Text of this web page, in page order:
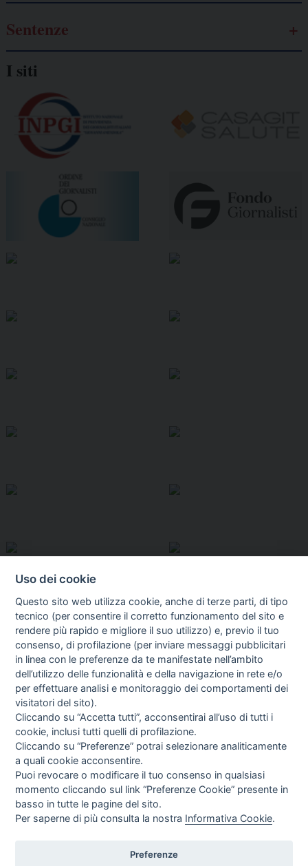
Sentenze
I siti
I libri Vedi tutti
Direttrice Responsabile: Alessandra Costante | Registrazione al Tribunale Civile
Uso dei cookie
Questo sito web utilizza cookie, anche di terze parti, di tipo
tecnico (per consentire il corretto funzionamento del sito e
rendere più rapido e migliore il suo utilizzo) e, previo il tuo
consenso, di profilazione (per inviare messaggi pubblicitari
in linea con le preferenze da te manifestate nell’ambito
dell’utilizzo delle funzionalità e della navigazione in rete e/o
per effettuare analisi e monitoraggio dei comportamenti dei
visitatori del sito).
Cliccando su “Accetta tutti”, acconsentirai all’uso di tutti i
cookie, inclusi tutti quelli di profilazione.
Cliccando su “Preferenze” potrai selezionare analiticamente
a quali cookie acconsentire.
Puoi revocare o modificare il tuo consenso in qualsiasi
momento cliccando sul link “Preferenze Cookie” presente in
basso in tutte le pagine del sito.
Per saperne di più consulta la nostra Informativa Cookie.
Preferenze